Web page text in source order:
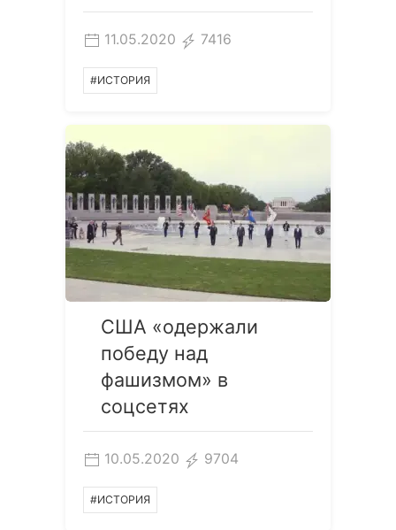
11.05.2020 7416
#ИСТОРИЯ
США «одержали
победу над
фашизмом» в
соцсетях
10.05.2020 9704
#ИСТОРИЯ